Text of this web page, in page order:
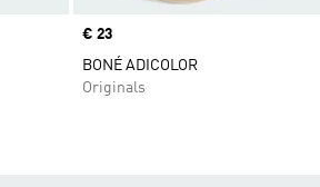
Price
€ 23
BONÉ ADICOLOR
Originals